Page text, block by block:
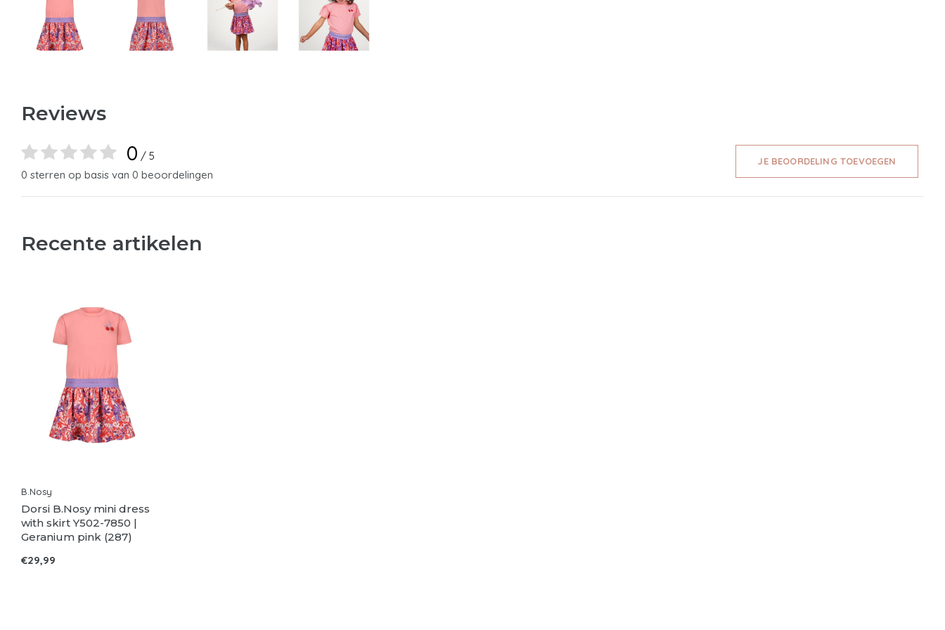
Reviews
0 / 5
0 sterren op basis van 0 beoordelingen
JE BEOORDELING TOEVOEGEN
Recente artikelen
B.Nosy
Dorsi B.Nosy mini dress
with skirt Y502-7850 |
Geranium pink (287)
€29,99